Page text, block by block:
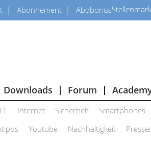
Abonnement Abobonus
Downloads Forum
Internet Sicherheit Smartphones
Youtube Nachhaltigkeit